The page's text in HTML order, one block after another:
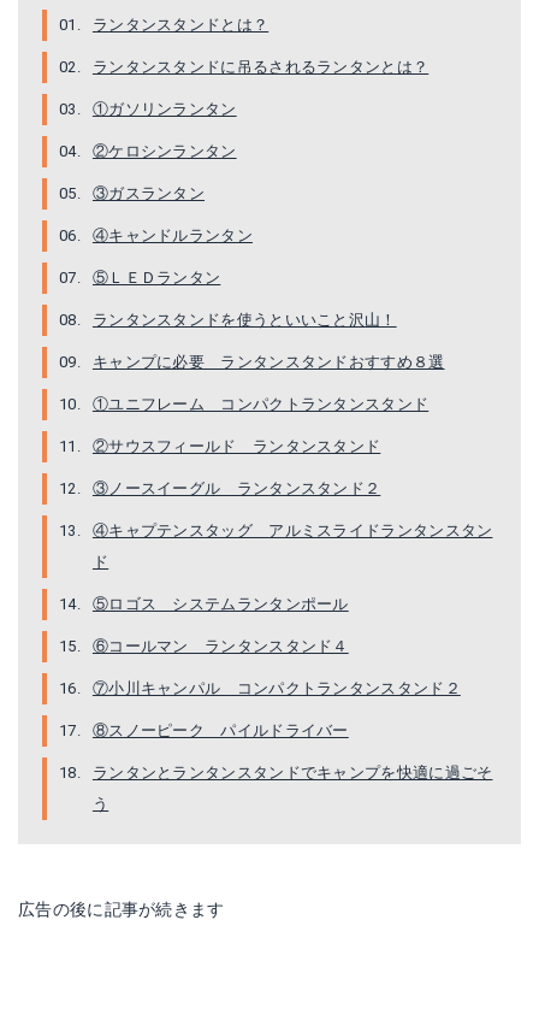
ランタンスタンドとは？
ランタンスタンドに吊るされるランタンとは？
①ガソリンランタン
②ケロシンランタン
③ガスランタン
④キャンドルランタン
⑤ＬＥＤランタン
ランタンスタンドを使うといいこと沢山！
キャンプに必要 ランタンスタンドおすすめ８選
①ユニフレーム コンパクトランタンスタンド
②サウスフィールド ランタンスタンド
③ノースイーグル ランタンスタンド２
④キャプテンスタッグ アルミスライドランタンスタン
ド
⑤ロゴス システムランタンポール
⑥コールマン ランタンスタンド４
⑦小川キャンパル コンパクトランタンスタンド２
⑧スノーピーク パイルドライバー
ランタンとランタンスタンドでキャンプを快適に過ごそ
う
広告の後に記事が続きます